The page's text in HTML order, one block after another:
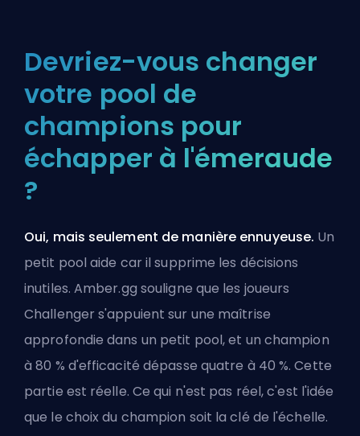
Devriez-vous changer
votre pool de
champions pour
échapper à l'émeraude
?
Oui, mais seulement de manière ennuyeuse. Un
petit pool aide car il supprime les décisions
inutiles. Amber.gg souligne que les joueurs
Challenger s'appuient sur une maîtrise
approfondie dans un petit pool, et un champion
à 80 % d'efficacité dépasse quatre à 40 %. Cette
partie est réelle. Ce qui n'est pas réel, c'est l'idée
que le choix du champion soit la clé de l'échelle.